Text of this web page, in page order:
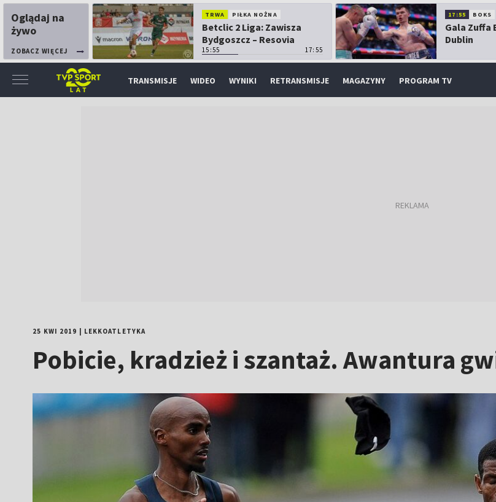
Oglądaj na
żywo
ZOBACZ WIĘCEJ
TRWA PIŁKA NOŻNA
Betclic 2 Liga: Zawisza
Bydgoszcz – Resovia
15:55 17:55
17:55 BOKS
Gala Zuffa
Dublin
TRANSMISJE WIDEO WYNIKI RETRANSMISJE MAGAZYNY PROGRAM TV
25 KWI 2019 LEKKOATLETYKA
Pobicie, kradzież i szantaż. Awantura